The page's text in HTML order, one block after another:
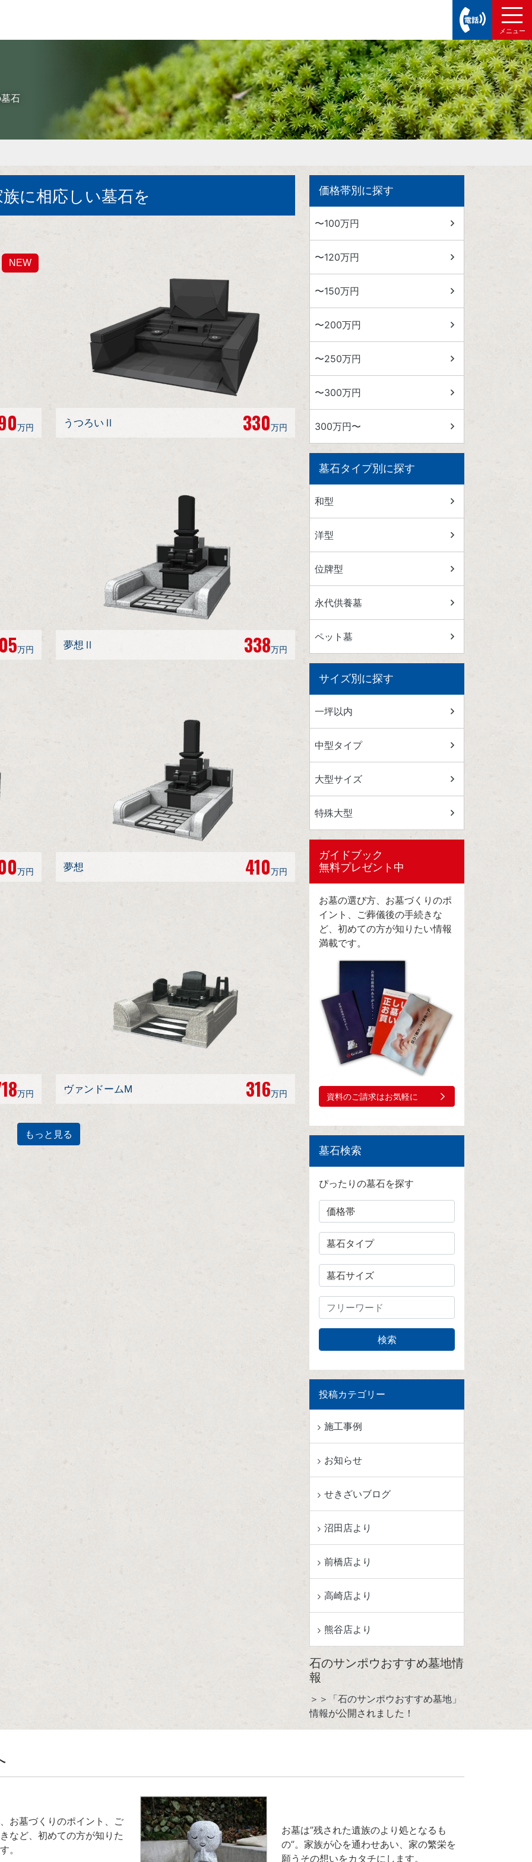
石
に相応しい墓石を
NEW
万円 うつろいⅡ 330万円
万円 夢想Ⅱ 338万円
万円 夢想 410万円
万円 ヴァンドームM 316万円
もっと見る
価格帯別に探す
〜100万円
〜120万円
〜150万円
〜200万円
〜250万円
〜300万円
300万円〜
墓石タイプ別に探す
和型
洋型
位牌型
永代供養墓
ペット墓
サイズ別に探す
一坪以内
中型タイプ
大型サイズ
特殊大型
ガイドブック
無料プレゼント中
お墓の選び方、お墓づくりのポ
イント、ご葬儀後の手続きな
ど、初めての方が知りたい情報
満載です。
資料のご請求はお気軽に
墓石検索
ぴったりの墓石を探す
投稿カテゴリー
施工事例
お知らせ
せきざいブログ
沼田店より
前橋店より
高崎店より
熊谷店より
石のサンポウおすすめ墓地情
報
＞＞「石のサンポウおすすめ墓地」
情報が公開されました！
お墓づくりのポイント、ご
など、初めての方が知りた
。
お墓は”残された遺族のより処となるも
の”。家族が心を通わせあい、家の繁栄を
願うその想いをカタチにします。